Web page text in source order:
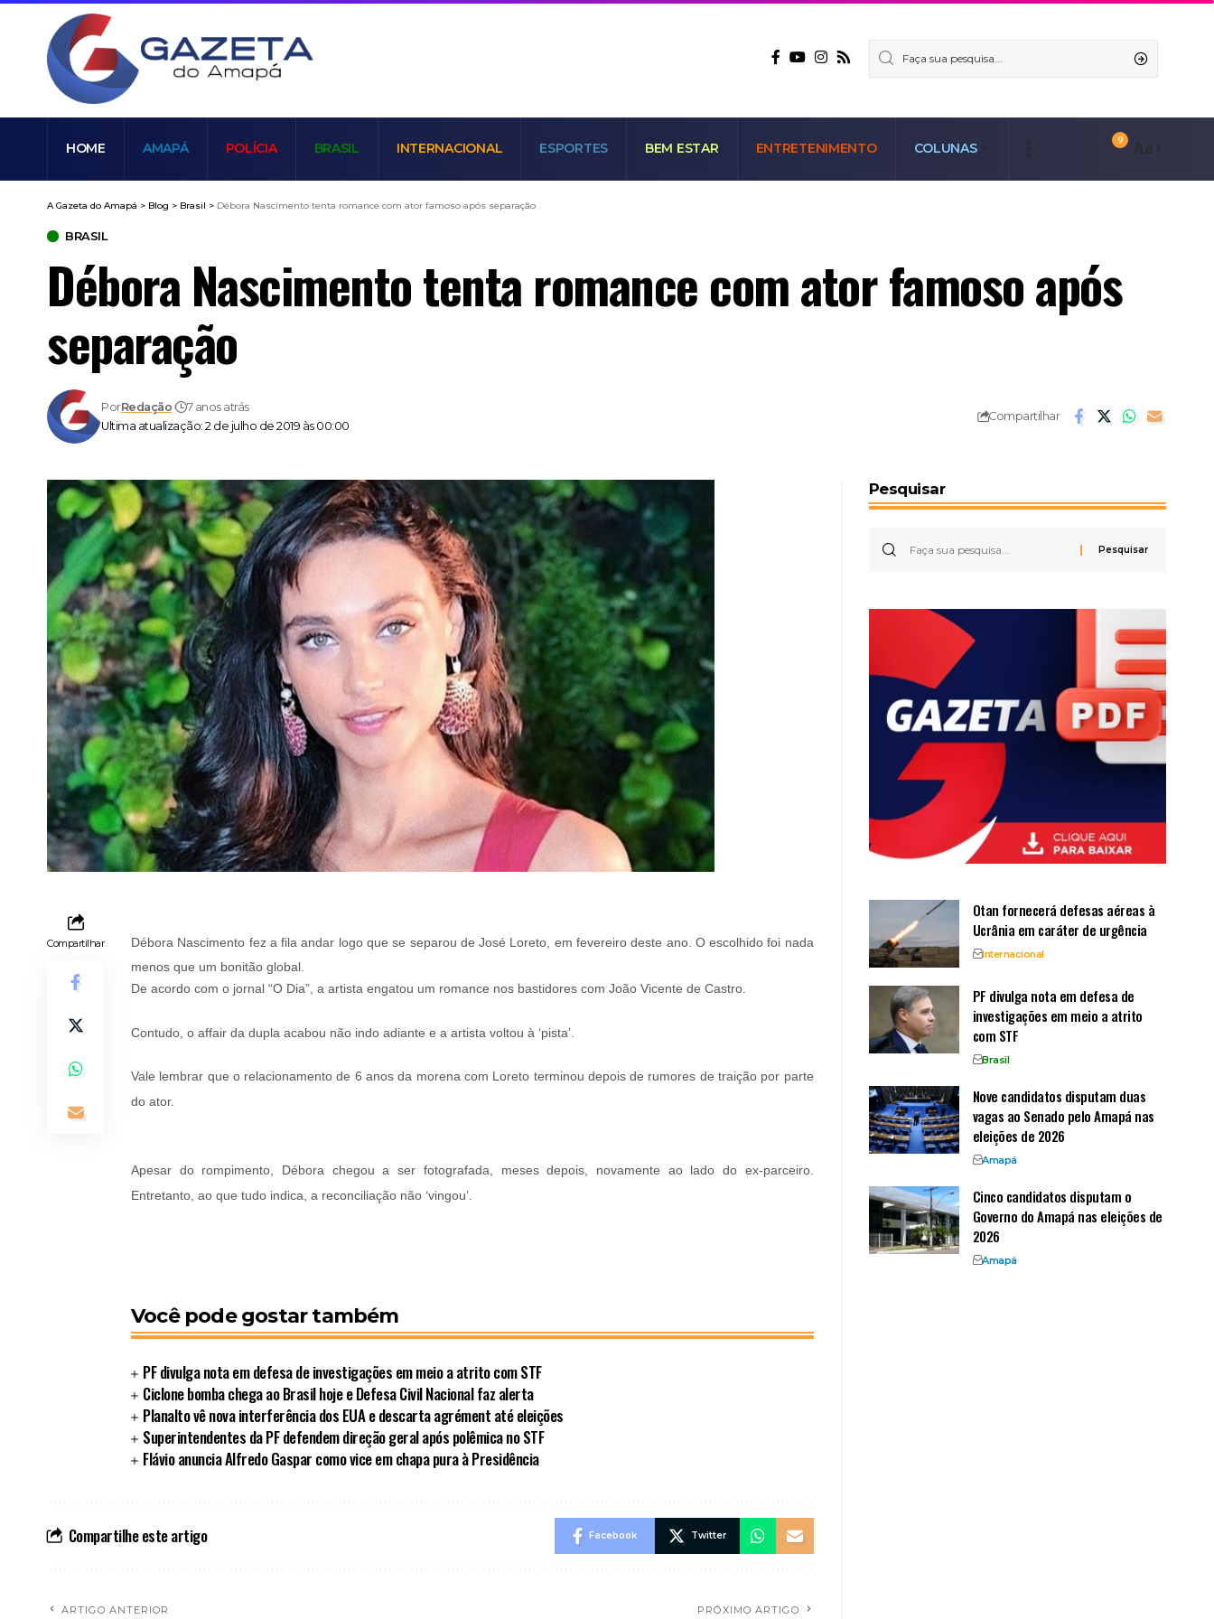
HOME AMAPÁ POLÍCIA BRASIL INTERNACIONAL ESPORTES BEM ESTAR ENTRETENIMENTO COLUNAS
9 Aa
A Gazeta do Amapá > Blog > Brasil > Débora Nascimento tenta romance com ator famoso após separação
BRASIL
Débora Nascimento tenta romance com ator famoso após
separação
Ultima atualização: 2 de julho de 2019 às 00:00
PorRedação 7 anos atrás
Compartilhar
Compartilhar
Débora Nascimento fez a fila andar logo que se separou de José Loreto, em fevereiro deste ano. O escolhido foi nada
menos que um bonitão global.
De acordo com o jornal “O Dia”, a artista engatou um romance nos bastidores com João Vicente de Castro.
Contudo, o affair da dupla acabou não indo adiante e a artista voltou à ‘pista’.
Vale lembrar que o relacionamento de 6 anos da morena com Loreto terminou depois de rumores de traição por parte
do ator.
Apesar do rompimento, Débora chegou a ser fotografada, meses depois, novamente ao lado do ex-parceiro.
Entretanto, ao que tudo indica, a reconciliação não ‘vingou’.
Você pode gostar também
PF divulga nota em defesa de investigações em meio a atrito com STF
Ciclone bomba chega ao Brasil hoje e Defesa Civil Nacional faz alerta
Planalto vê nova interferência dos EUA e descarta agrément até eleições
Superintendentes da PF defendem direção geral após polêmica no STF
Flávio anuncia Alfredo Gaspar como vice em chapa pura à Presidência
Compartilhe este artigo Facebook Twitter
ARTIGO ANTERIOR PRÓXIMO ARTIGO
Pesquisar
Otan fornecerá defesas aéreas à
Ucrânia em caráter de urgência
Internacional
PF divulga nota em defesa de
investigações em meio a atrito
com STF
Brasil
Nove candidatos disputam duas
vagas ao Senado pelo Amapá nas
eleições de 2026
Amapá
Cinco candidatos disputam o
Governo do Amapá nas eleições de
2026
Amapá